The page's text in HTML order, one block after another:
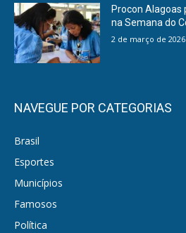
Procon
na Semana do
2 de março de 2026
NAVEGUE POR CATEGORIAS
Brasil
Esportes
Municípios
Famosos
Política